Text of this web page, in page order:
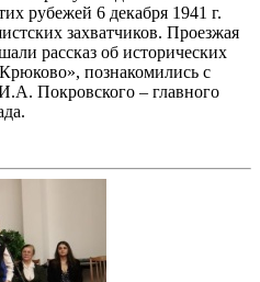
рубежей 6 декабря 1941 г.
захватчиков. Проезжая
рассказ об исторических
познакомились с
Покровского – главного